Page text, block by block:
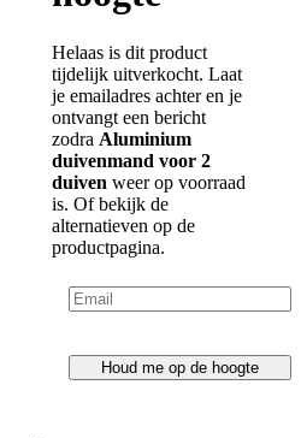
Aves(7)
Breedmax
(4)
Comed (27)
Goldbird(27)
Klaus(1)
Koudijs(2)
Licefree(2)
Ornitalia(2)
Oropharma(16)
Röhnfried(2)
Suskewiet
(33)
Travipharma(2)
Virkon(3)
HOBBY PLUIMVEE
Belgian Winners(1)
Comed(4)
Helaas is dit product
tijdelijk uitverkocht. Laat
je emailadres achter en je
ontvangt een bericht
zodra Aluminium
duivenmand voor 2
duiven weer op voorraad
is. Of bekijk de
alternatieven op de
productpagina.
Houd me op de hoogte
Agenda
Colombophile
€ 3,62
Ledenprijs € 3,40